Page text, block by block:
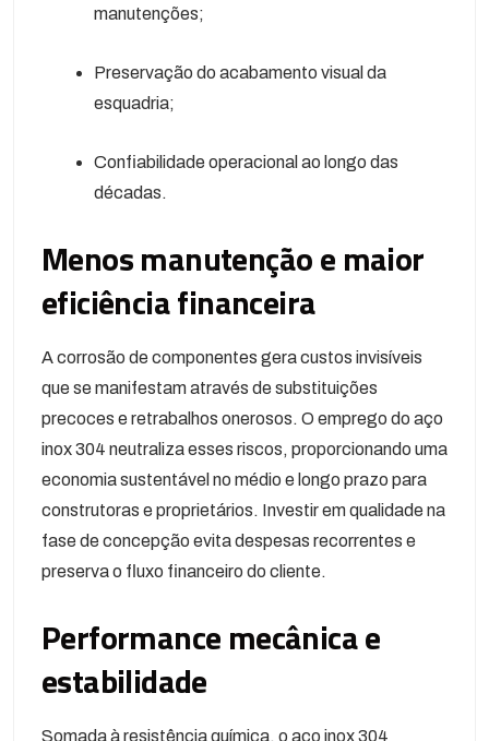
manutenções;
Preservação do acabamento visual da
esquadria;
Confiabilidade operacional ao longo das
décadas.
Menos manutenção e maior
eficiência financeira
A corrosão de componentes gera custos invisíveis
que se manifestam através de substituições
precoces e retrabalhos onerosos. O emprego do aço
inox 304 neutraliza esses riscos, proporcionando uma
economia sustentável no médio e longo prazo para
construtoras e proprietários. Investir em qualidade na
fase de concepção evita despesas recorrentes e
preserva o fluxo financeiro do cliente.
Performance mecânica e
estabilidade
Somada à resistência química, o aço inox 304